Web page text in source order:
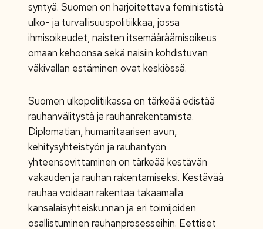
syntyä. Suomen on harjoitettava feminististä
ulko- ja turvallisuuspolitiikkaa, jossa
ihmisoikeudet, naisten itsemääräämisoikeus
omaan kehoonsa sekä naisiin kohdistuvan
väkivallan estäminen ovat keskiössä.
Suomen ulkopolitiikassa on tärkeää edistää
rauhanvälitystä ja rauhanrakentamista.
Diplomatian, humanitaarisen avun,
kehitysyhteistyön ja rauhantyön
yhteensovittaminen on tärkeää kestävän
vakauden ja rauhan rakentamiseksi. Kestävää
rauhaa voidaan rakentaa takaamalla
kansalaisyhteiskunnan ja eri toimijoiden
osallistuminen rauhanprosesseihin. Eettiset